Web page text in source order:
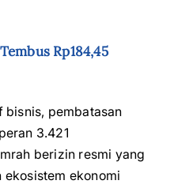
Rp184,45
bisnis, pembatasan
3.421
berizin resmi yang
ekonomi